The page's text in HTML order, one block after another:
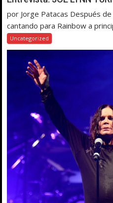
por Jorge Patacas Después
cantando para Rainbow a
Uncategorized